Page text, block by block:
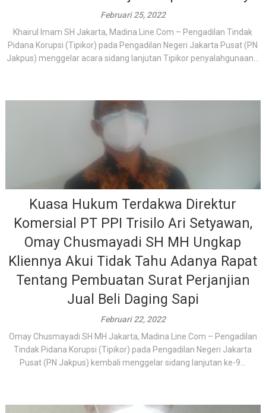
Februari 25, 2022
Khairul Imam SH Jakarta, Madina Line.Com – Pengadilan Tindak
Pidana Korupsi (Tipikor) pada Pengadilan Negeri Jakarta Pusat (PN
Jakpus) menggelar acara sidang lanjutan Tipikor penyalahgunaan...
Kuasa Hukum Terdakwa Direktur
Komersial PT PPI Trisilo Ari Setyawan,
Omay Chusmayadi SH MH Ungkap
Kliennya Akui Tidak Tahu Adanya Rapat
Tentang Pembuatan Surat Perjanjian
Jual Beli Daging Sapi
Februari 22, 2022
Omay Chusmayadi SH MH Jakarta, Madina Line.Com – Pengadilan
Tindak Pidana Korupsi (Tipikor) pada Pengadilan Negeri Jakarta
Pusat (PN Jakpus) kembali menggelar sidang lanjutan ke-9...